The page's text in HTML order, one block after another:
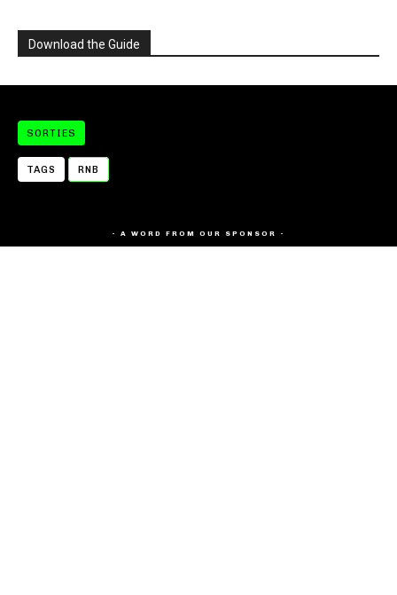
Download the Guide
SORTIES
TAGS RNB
- A WORD FROM OUR SPONSOR -